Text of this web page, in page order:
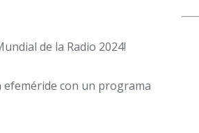
de la Radio 2024!
con un programa